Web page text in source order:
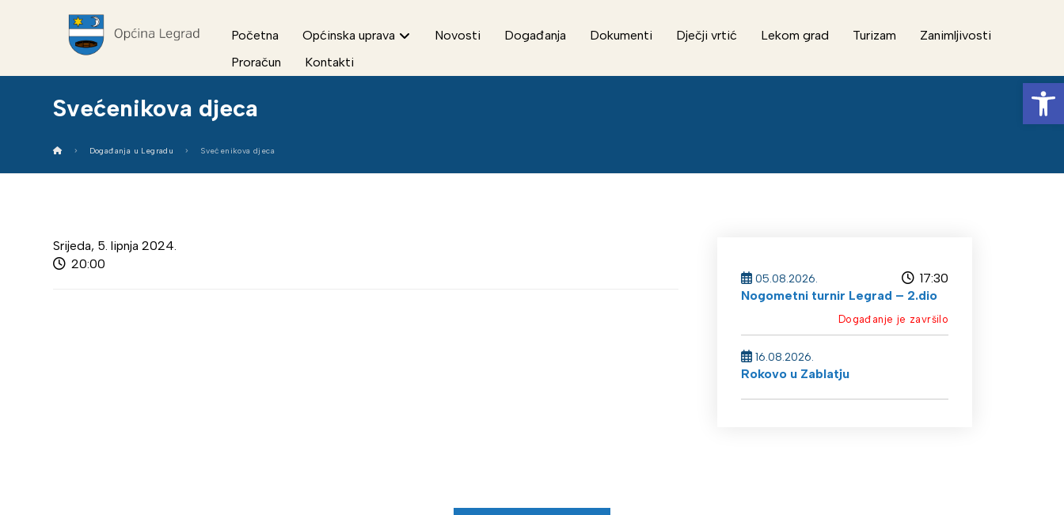
Početna Općinska uprava Novosti Događanja Dokumenti Dječji vrtić Lekom grad Turizam
Zanimljivosti
Proračun
Kontakti
Svećenikova djeca
Događanja u Legradu Svećenikova djeca
Srijeda, 5. lipnja 2024.
20:00
05.08.2026.
17:30
Nogometni turnir Legrad – 2.dio
Događanje je završilo
16.08.2026.
Rokovo u Zablatju